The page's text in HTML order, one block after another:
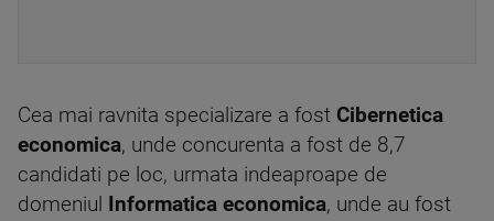
Cea mai ravnita specializare a fost Cibernetica
economica, unde concurenta a fost de 8,7
candidati pe loc, urmata indeaproape de
domeniul
Informatica economica, unde au fost